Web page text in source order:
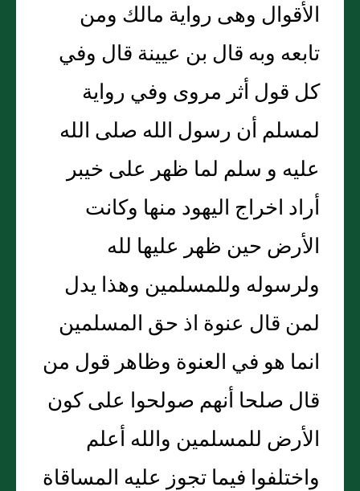
الأقوال وهى رواية مالك ومن
تابعه وبه قال بن عيينة قال وفي
كل قول أثر مروى وفي رواية
لمسلم أن رسول الله صلى الله
عليه و سلم لما ظهر على خيبر
أراد اخراج اليهود منها وكانت
الأرض حين ظهر عليها لله
ولرسوله وللمسلمين وهذا يدل
لمن قال عنوة اذ حق المسلمين
انما هو في العنوة وظاهر قول من
قال صلحا أنهم صولحوا على كون
الأرض للمسلمين والله أعلم
واختلفوا فيما تجوز عليه المساقاة